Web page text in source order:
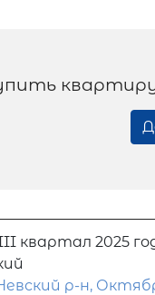
квартал 2025
р-н,